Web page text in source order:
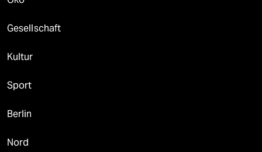
Gesellschaft
Kultur
Sport
Berlin
Nord